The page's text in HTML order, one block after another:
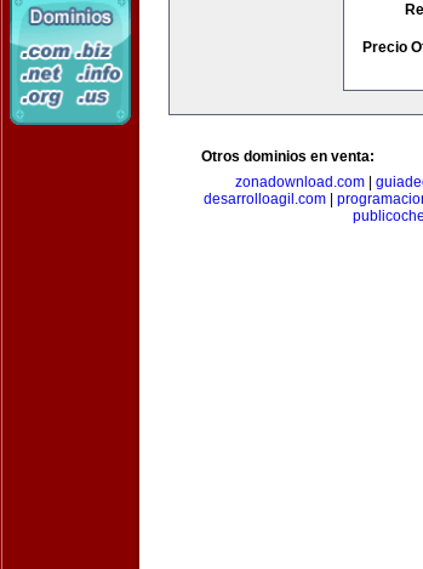
Precio
Otros dominios en venta:
zonadownload.com
desarrolloagil.com